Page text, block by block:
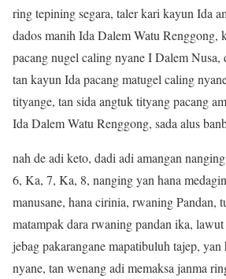
ring tepining segara, taler kari kayun Ida
dados manih Ida Dalem Watu Renggong,
pacang nugel caling nyane I Dalem Nusa,
tan kayun Ida pacang matugel caling
tityange, tan sida angtuk tityang pacang
Ida Dalem Watu Renggong, sada alus
nah de adi keto, dadi adi amangan
6, Ka, 7, Ka, 8, nanging yan hana
manusane, hana cirinia, rwaning Pandan,
matampak dara rwaning pandan ika,
jebag pakarangane mapatibuluh tajep,
nyane, tan wenang adi memaksa janma